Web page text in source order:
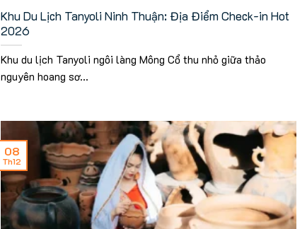
Khu Du Lịch Tanyoli Ninh Thuận: Địa Điểm Check-in Hot
2026
Khu du lịch Tanyoli ngôi làng Mông Cổ thu nhỏ giữa thảo
nguyên hoang sơ...
08
Th12